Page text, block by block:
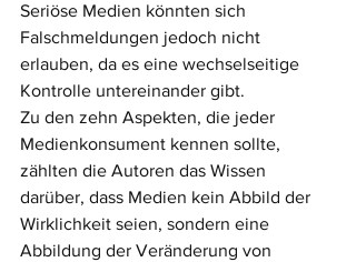
Seriöse Medien könnten sich
Falschmeldungen jedoch nicht
erlauben, da es eine wechselseitige
Kontrolle untereinander gibt.
Zu den zehn Aspekten, die jeder
Medienkonsument kennen sollte,
zählten die Autoren das Wissen
darüber, dass Medien kein Abbild der
Wirklichkeit seien, sondern eine
Abbildung der Veränderung von